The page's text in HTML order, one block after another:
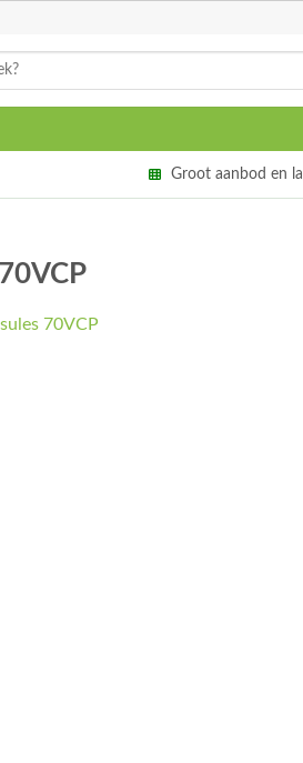
Groot aanbod en